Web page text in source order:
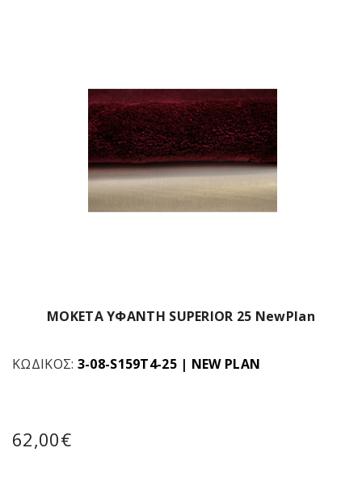
MOKETA ΥΦΑΝΤΗ SUPERIOR 25 NewPlan
ΚΩΔΙΚΌΣ: 3-08-S159T4-25| NEW PLAN
62,00€